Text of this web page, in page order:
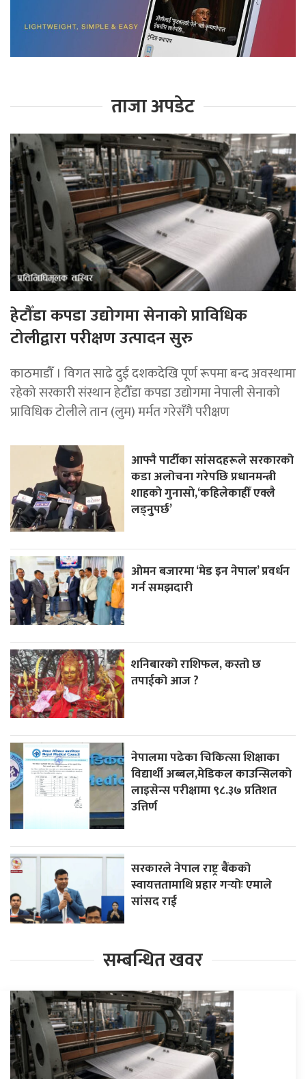
ताजा अपडेट
हेटौँडा कपडा उद्योगमा सेनाको प्राविधिक
टोलीद्वारा परीक्षण उत्पादन सुरु
काठमाडौँ । विगत साढे दुई दशकदेखि पूर्ण रूपमा बन्द अवस्थामा
रहेको सरकारी संस्थान हेटौँडा कपडा उद्योगमा नेपाली सेनाको
प्राविधिक टोलीले तान (लुम) मर्मत गरेसँगै परीक्षण
आफ्नै पार्टीका सांसदहरूले सरकारको
कडा अलोचना गरेपछि प्रधानमन्त्री
शाहकाे गुनासाे,‘कहिलेकाहीँ एक्लै
लड्नुपर्छ’
ओमन बजारमा ‘मेड इन नेपाल’ प्रवर्धन
गर्न समझदारी
शनिबारको राशिफल, कस्तो छ
तपाईको आज ?
नेपालमा पढेका चिकित्सा शिक्षाका
विद्यार्थी अब्बल,मेडिकल काउन्सिलको
लाइसेन्स परीक्षामा ९८.३७ प्रतिशत
उत्तिर्ण
सरकारले नेपाल राष्ट्र बैंकको
स्वायत्ततामाथि प्रहार गर्‍योः एमाले
सांसद राई
सम्बन्धित खवर